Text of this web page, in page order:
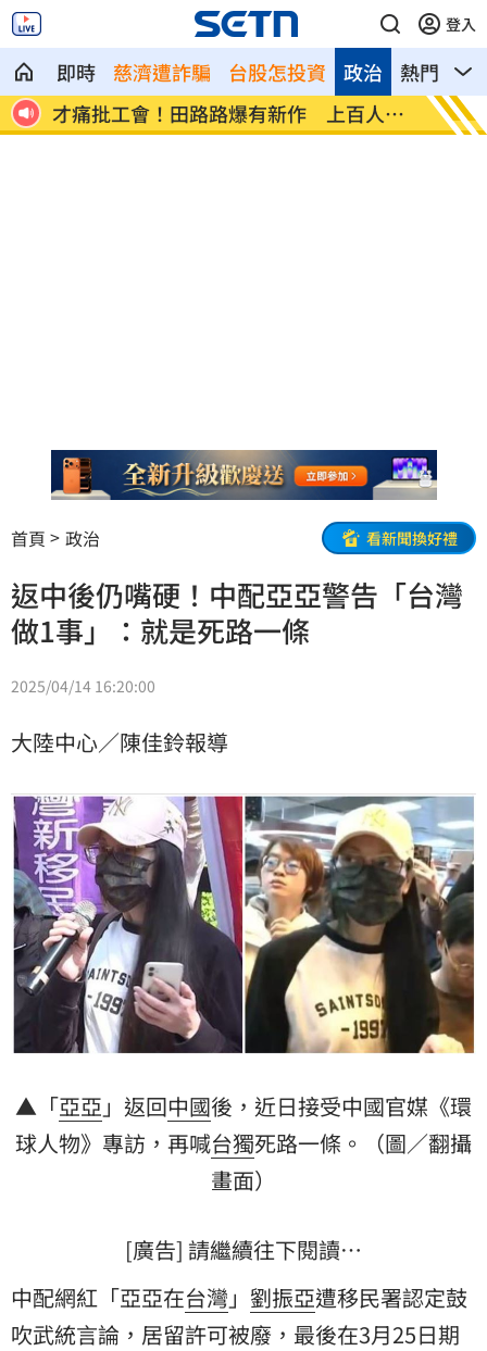
登入
即時 慈濟遭詐騙 台股怎投資 熱門 影
政治
檢
才痛批工會！田路路爆有新作 上百人找
她
鬼月
首頁 政治 看新聞換好禮
返中後仍嘴硬！中配亞亞警告「台灣
做1事」：就是死路一條
2025/04/14 16:20:00
大陸中心／陳佳鈴報導
▲「亞亞 」返回中國後，近日接受中國官媒《環
球人物》專訪，再喊台獨死路一條。（圖／翻攝
畫面）
[廣告] 請繼續往下閱讀…
中配網紅「亞亞在台灣 」 劉振亞遭移民署認定鼓
吹武統言論，居留許可被廢，最後在3月25日期